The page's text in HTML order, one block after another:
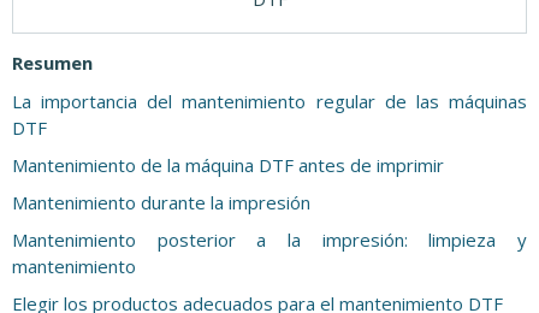
Resumen
La importancia del mantenimiento regular de las máquinas
DTF
Mantenimiento de la máquina DTF antes de imprimir
Mantenimiento durante la impresión
Mantenimiento posterior a la impresión: limpieza y
mantenimiento
Elegir los productos adecuados para el mantenimiento DTF